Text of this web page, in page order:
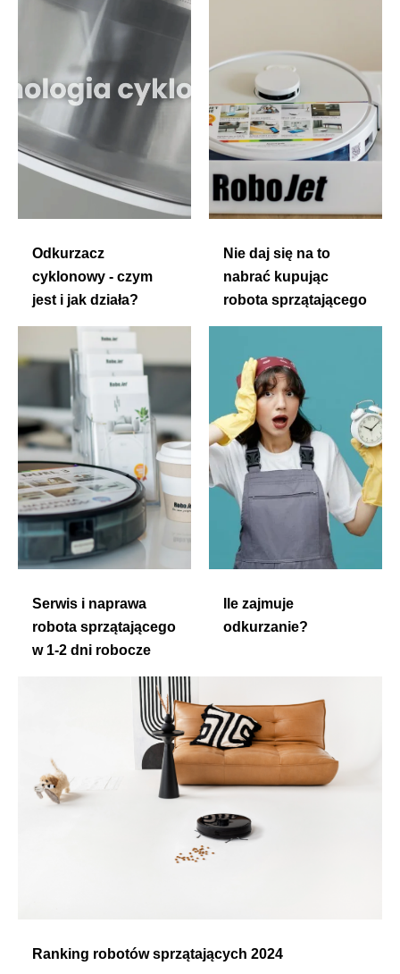
Odkurzacz
cyklonowy - czym
jest i jak działa?
Nie daj się na to
nabrać kupując
robota sprzątającego
Serwis i naprawa
robota sprzątającego
w 1-2 dni robocze
Ile zajmuje
odkurzanie?
Ranking robotów sprzątających 2024